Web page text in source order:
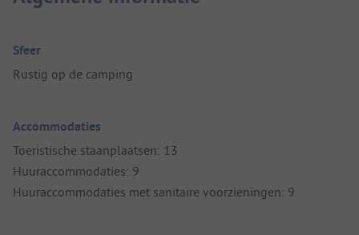
Sfeer
Rustig op de camping
Accommodaties
Toeristische staanplaatsen: 13
Huuraccommodaties: 9
Huuraccommodaties met sanitaire voorzieningen: 9